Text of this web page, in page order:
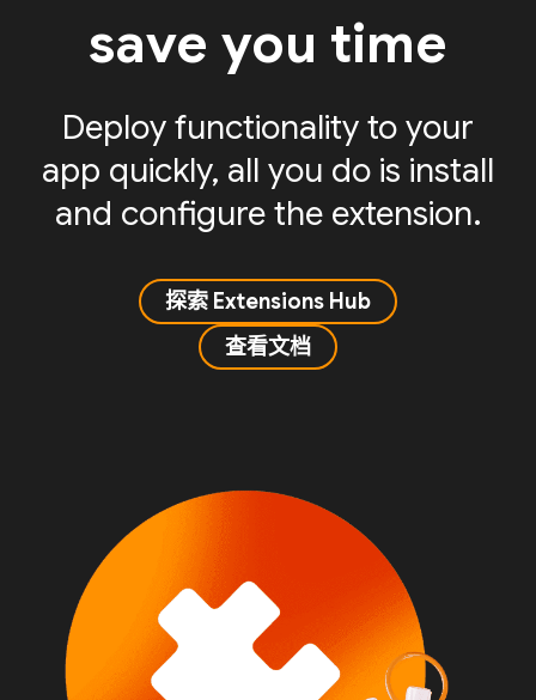
save you time
Deploy functionality to your
app quickly, all you do is install
and configure the extension.
探索 Extensions Hub
查看文档